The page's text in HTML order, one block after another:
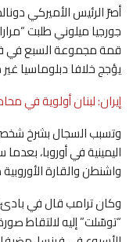
أصرّ الرئيس الأميركي
جورجيا ميلوني طلبت
قمة مجموعة السبع في
يؤجج خلافا دبلوماسيا
إيران: لبنان أولوية في
وتسبب السجال بشرخ
اليمينية في أوروبا،
واشنطن والقارة
“توسّلت” إليه لالتقاط